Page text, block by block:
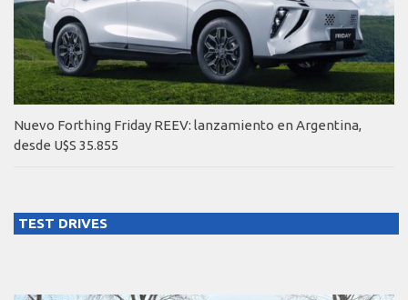
Nuevo Forthing Friday REEV: lanzamiento en Argentina,
desde U$S 35.855
TEST DRIVES